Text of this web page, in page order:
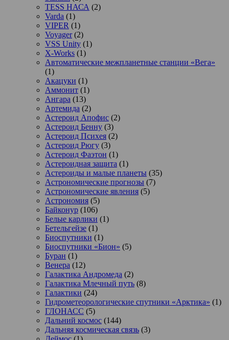
TESS НАСА (2)
Varda (1)
VIPER (1)
Voyager(2)
VSS Unity (1)
X-Works (1)
Автоматические межпланетные станции «Вега»
(1)
Акацуки (1)
Аммонит (1)
Ангара (13)
Артемида (2)
Астероид Апофис (2)
Астероид Бенну (3)
Астероид Психея (2)
Астероид Рюгу (3)
Астероид Фаэтон (1)
Астероидная защита (1)
Астероиды и малые планеты (35)
Астрономические прогнозы (7)
Астрономические явления (5)
Астрономия (5)
Байконур (106)
Белые карлики (1)
Бетельгейзе (1)
Биоспутники (1)
Биоспутники «Бион» (5)
Буран (1)
Венера (12)
Галактика Андромеда (2)
Галактика Млечный путь (8)
Галактики (24)
Гидрометеорологические спутники «Арктика» (1)
ГЛОНАСС (5)
Дальний космос (144)
Дальняя космическая связь (3)